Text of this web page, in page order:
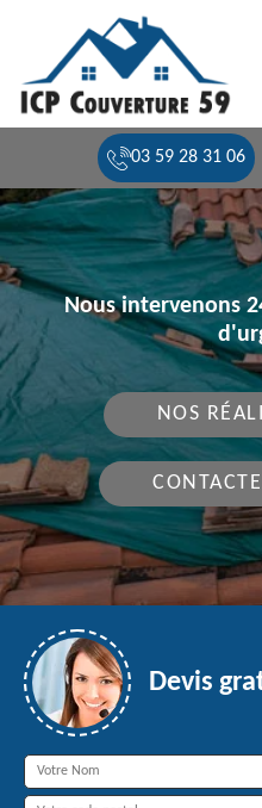
03 59 28 31 06
Nous intervenons
NOS
Devis